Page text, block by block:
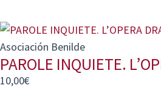
Asociación Benilde
PAROLE INQUIETE.
10,00€